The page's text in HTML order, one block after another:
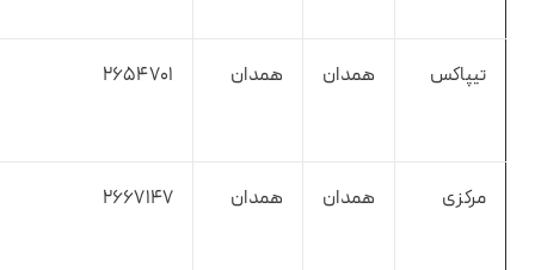
تیپاکس همدان همدان 2654701
مرکزی همدان همدان 2667147